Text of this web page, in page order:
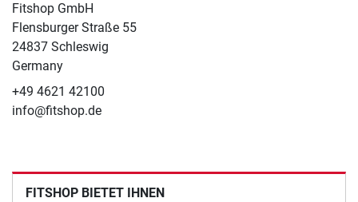
Fitshop GmbH
Flensburger Straße 55
24837 Schleswig
Germany
+49 4621 42100
info@fitshop.de
FITSHOP BIETET IHNEN